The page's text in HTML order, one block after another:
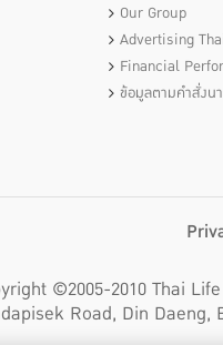
Our Group
Advertising
Financial
ข้อมูลตามคำสั่งน
©2005-2010 Thai
Road, Din Daeng,